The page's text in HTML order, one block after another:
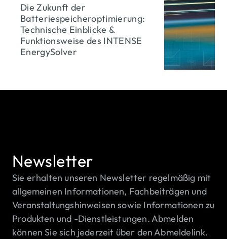
Die Zukunft der
Batteriespeicheroptimierung:
Technische Einblicke &
Funktionsweise des INTENSE
EnergySolver
Newsletter
Sie erhalten unseren Newsletter regelmäßig mit
allgemeinen Informationen, Fachbeiträgen und
Veranstaltungshinweisen sowie Informationen zu
Produkten und -Dienstleistungen. Abmelden
können Sie sich jederzeit über den Abmeldelink.